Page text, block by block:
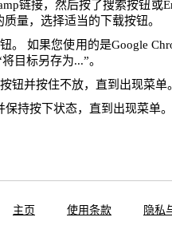
链接，然后按了搜索按钮或
量，选择适当的下载按钮。
。 如果您使用的是Google
目标另存为...”。
钮并按住不放，直到出现菜单
保持按下状态，直到出现菜单
主页 使用条款 隐私